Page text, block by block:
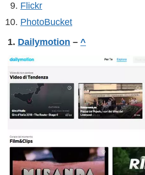
Flickr
PhotoBucket
1. Dailymotion – ^